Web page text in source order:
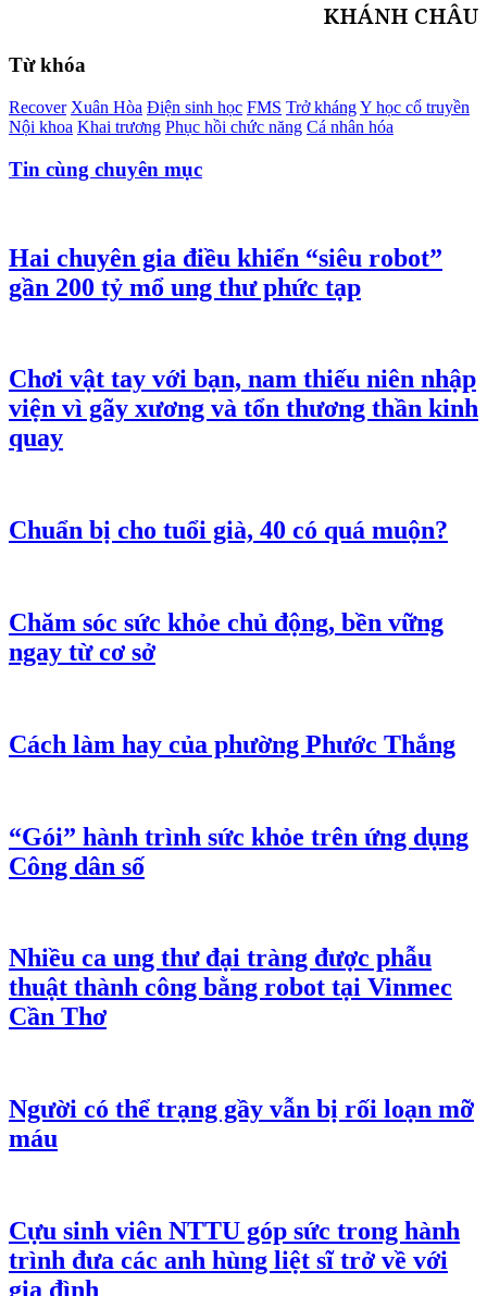
KHÁNH CHÂU
Từ khóa
Recover Xuân Hòa Điện sinh học FMS Trở khángY học cổ truyền
Nội khoa Khai trương Phục hồi chức năng Cá nhân hóa
Tin cùng chuyên mục
Hai chuyên gia điều khiển “siêu robot”
gần 200 tỷ mổ ung thư phức tạp
Chơi vật tay với bạn, nam thiếu niên nhập
viện vì gãy xương và tổn thương thần kinh
quay
Chuẩn bị cho tuổi già, 40 có quá muộn?
Chăm sóc sức khỏe chủ động, bền vững
ngay từ cơ sở
Cách làm hay của phường Phước Thắng
“Gói” hành trình sức khỏe trên ứng dụng
Công dân số
Nhiều ca ung thư đại tràng được phẫu
thuật thành công bằng robot tại Vinmec
Cần Thơ
Người có thể trạng gầy vẫn bị rối loạn mỡ
máu
Cựu sinh viên NTTU góp sức trong hành
trình đưa các anh hùng liệt sĩ trở về với
gia đình